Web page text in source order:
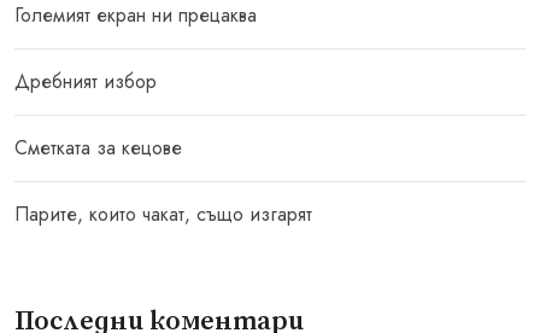
Големият екран ни прецаква
Дребният избор
Сметката за кецове
Парите, които чакат, също изгарят
Последни коментари